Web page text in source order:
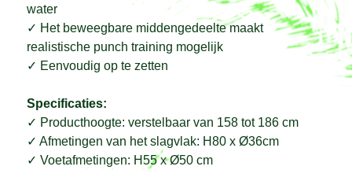
water
✓ Het beweegbare middengedeelte maakt
realistische punch training mogelijk
✓ Eenvoudig op te zetten
Specificaties:
✓ Producthoogte: verstelbaar van 158 tot 186 cm
✓ Afmetingen van het slagvlak: H80 x Ø36cm
✓ Voetafmetingen: H55 x Ø50 cm